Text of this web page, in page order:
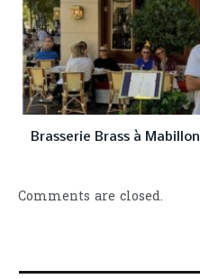
Brasserie Brass à Mabillon
Comments are closed.